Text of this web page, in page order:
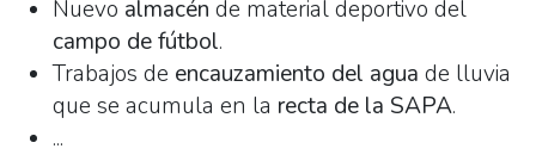
Nuevo almacén de material deportivo del
campo de fútbol.
Trabajos de encauzamiento del agua de lluvia
que se acumula en la recta de la SAPA.
...